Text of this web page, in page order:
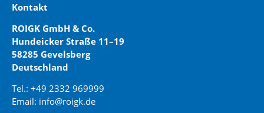
Kontakt
ROIGK GmbH & Co.
Hundeicker Straße 11–19
58285 Gevelsberg
Deutschland
Tel.: +49 2332 969999
Email: info@roigk.de